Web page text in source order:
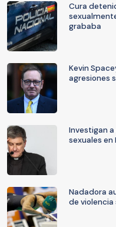
Cura
grababa
Kevin
agresiones
Investigan
sexuales en
Nadadora
de violencia